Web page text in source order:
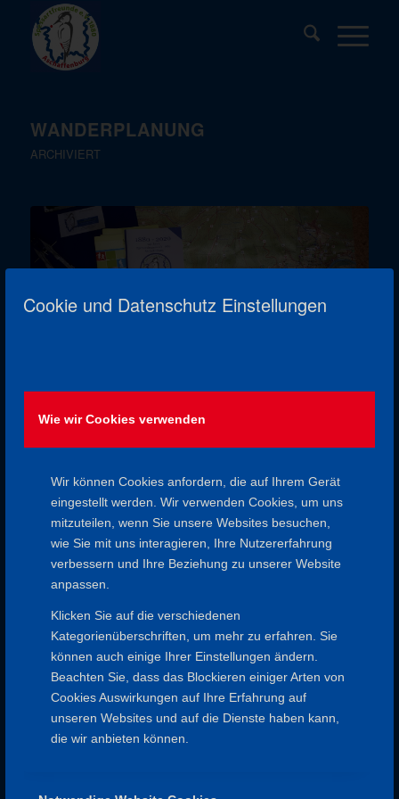
Cookie und Datenschutz Einstellungen
Wie wir Cookies verwenden
Wir können Cookies anfordern, die auf Ihrem Gerät
eingestellt werden. Wir verwenden Cookies, um uns
mitzuteilen, wenn Sie unsere Websites besuchen,
wie Sie mit uns interagieren, Ihre Nutzererfahrung
verbessern und Ihre Beziehung zu unserer Website
anpassen.
Klicken Sie auf die verschiedenen
Kategorienüberschriften, um mehr zu erfahren. Sie
können auch einige Ihrer Einstellungen ändern.
Beachten Sie, dass das Blockieren einiger Arten von
Cookies Auswirkungen auf Ihre Erfahrung auf
unseren Websites und auf die Dienste haben kann,
die wir anbieten können.
WANDERPLANUNG
ARCHIVIERT
Eure Spessartfreunde 1880
Eintrag teilen